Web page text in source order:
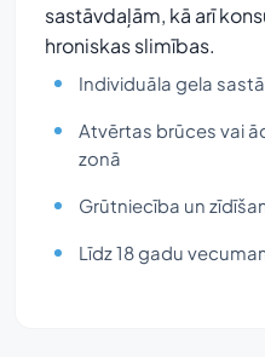
sastāvdaļām, kā arī
hroniskas slimības.
Individuāla gela
Atvērtas brūces vai
zonā
Grūtniecība un
Līdz 18 gadu